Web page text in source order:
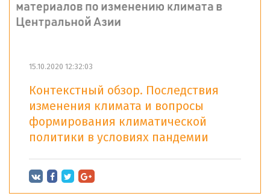
15.10.2020 12:32:03
Контекстный обзор. Последствия
изменения климата и вопросы
формирования климатической
политики в условиях пандемии